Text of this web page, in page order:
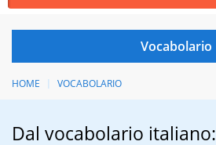
HOME VOCABOLARIO
Dal vocabolario italiano: